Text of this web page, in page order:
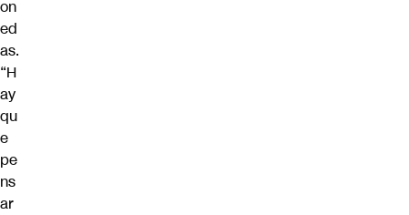
on
ed
as.
“H
ay
qu
e
pe
ns
ar